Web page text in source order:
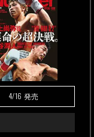
4/16 発売